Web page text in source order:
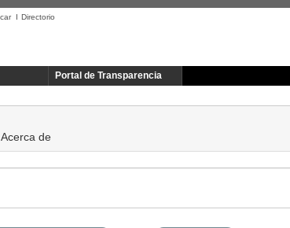
I Directorio
Portal de Transparencia
Acerca de